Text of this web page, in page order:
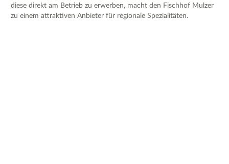
diese direkt am Betrieb zu erwerben, macht den Fischhof Mulzer
zu einem attraktiven Anbieter für regionale Spezialitäten.